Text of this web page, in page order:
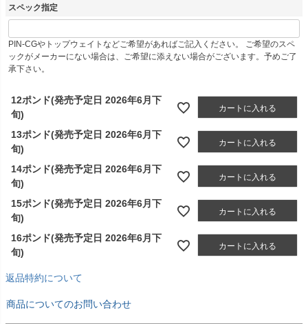
スペック指定
PIN-CGやトップウェイトなどご希望があればご記入ください。 ご希望のスペ
ックがメーカーにない場合は、ご希望に添えない場合がございます。予めご了
承下さい。
12ポンド(発売予定日 2026年6月下
旬)
カートに入れる
13ポンド(発売予定日 2026年6月下
旬)
カートに入れる
14ポンド(発売予定日 2026年6月下
旬)
カートに入れる
15ポンド(発売予定日 2026年6月下
旬)
カートに入れる
16ポンド(発売予定日 2026年6月下
旬)
カートに入れる
返品特約について
商品についてのお問い合わせ